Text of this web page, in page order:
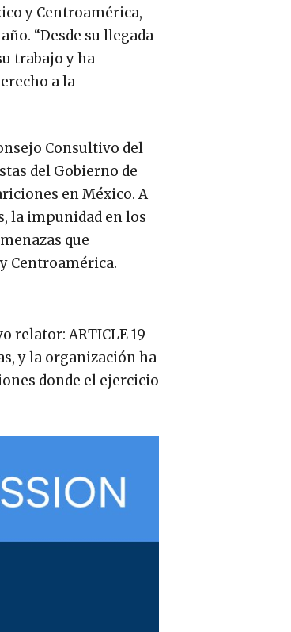
y Centroamérica,
“Desde su llegada
trabajo y ha
a la
Consultivo del
del Gobierno de
en México. A
la impunidad en los
que
Centroamérica.
relator: ARTICLE 19
y la organización ha
donde el ejercicio